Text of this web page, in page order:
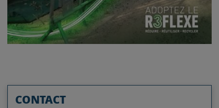
CONTACT